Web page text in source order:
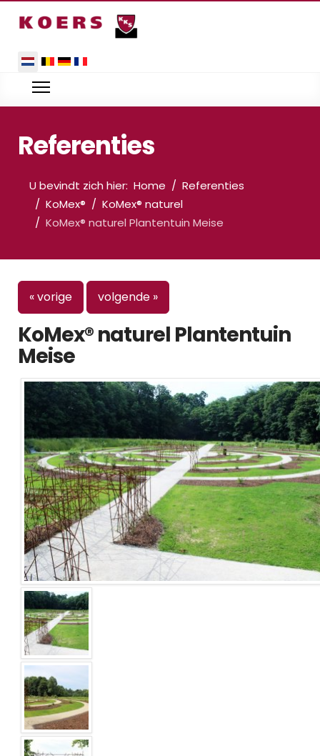
Selecteer de taal
Referenties
U bevindt zich hier: Home
Referenties
KoMex®
KoMex® naturel
KoMex® naturel Plantentuin Meise
« vorige volgende »
KoMex® naturel Plantentuin
Meise